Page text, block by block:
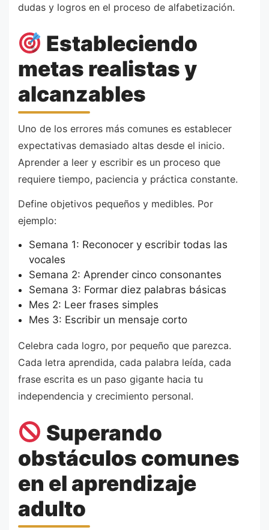
dudas y logros en el proceso de alfabetización.
Estableciendo
metas realistas y
alcanzables
Uno de los errores más comunes es establecer
expectativas demasiado altas desde el inicio.
Aprender a leer y escribir es un proceso que
requiere tiempo, paciencia y práctica constante.
Define objetivos pequeños y medibles. Por
ejemplo:
Semana 1: Reconocer y escribir todas las
vocales
Semana 2: Aprender cinco consonantes
Semana 3: Formar diez palabras básicas
Mes 2: Leer frases simples
Mes 3: Escribir un mensaje corto
Celebra cada logro, por pequeño que parezca.
Cada letra aprendida, cada palabra leída, cada
frase escrita es un paso gigante hacia tu
independencia y crecimiento personal.
Superando
obstáculos comunes
en el aprendizaje
adulto